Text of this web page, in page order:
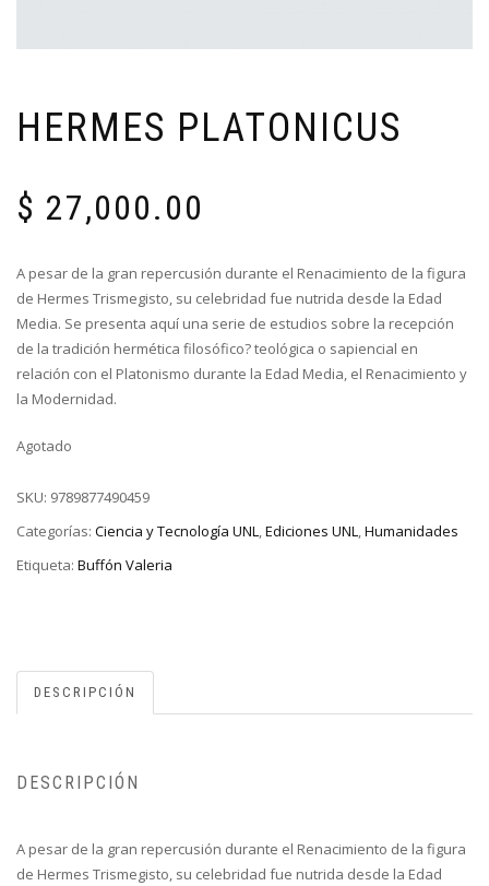
HERMES PLATONICUS
$ 27,000.00
A pesar de la gran repercusión durante el Renacimiento de la figura
de Hermes Trismegisto, su celebridad fue nutrida desde la Edad
Media. Se presenta aquí una serie de estudios sobre la recepción
de la tradición hermética filosófico? teológica o sapiencial en
relación con el Platonismo durante la Edad Media, el Renacimiento y
la Modernidad.
Agotado
SKU: 9789877490459
Categorías: Ciencia y Tecnología UNL,Ediciones UNL,Humanidades
Etiqueta: Buffón Valeria
DESCRIPCIÓN
DESCRIPCIÓN
A pesar de la gran repercusión durante el Renacimiento de la figura
de Hermes Trismegisto, su celebridad fue nutrida desde la Edad